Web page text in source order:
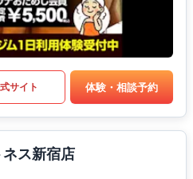
サイト 体験・相談予約
ス新宿店